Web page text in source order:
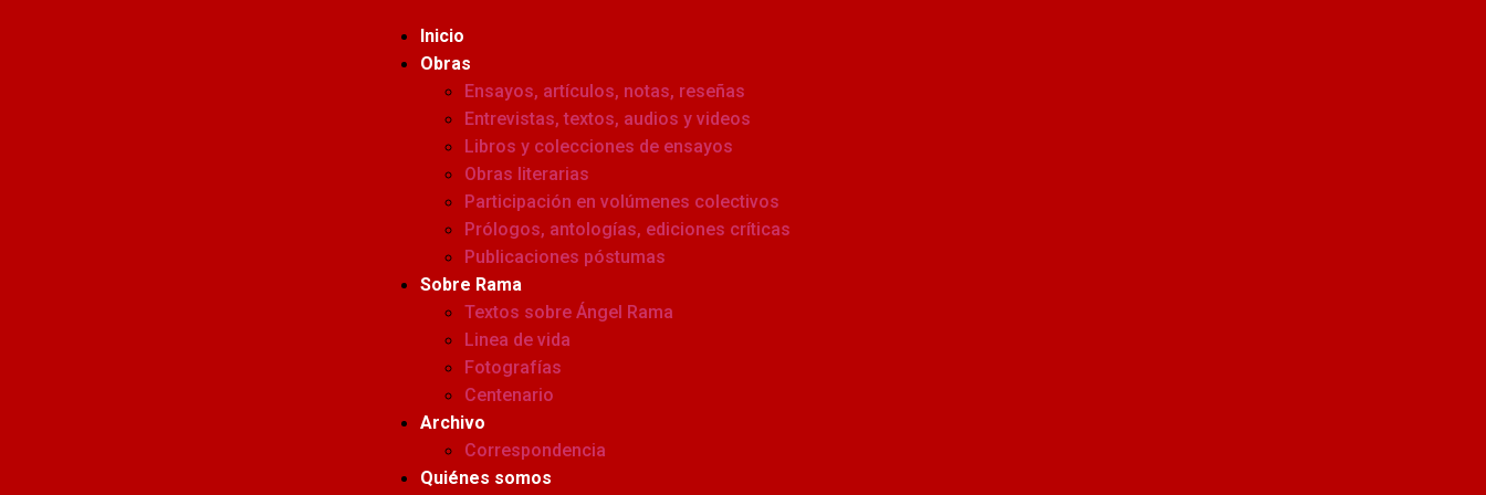
Inicio
Obras
Ensayos, artículos, notas, reseñas
Entrevistas, textos, audios y videos
Libros y colecciones de ensayos
Obras literarias
Participación en volúmenes colectivos
Prólogos, antologías, ediciones críticas
Publicaciones póstumas
Sobre Rama
Textos sobre Ángel Rama
Linea de vida
Fotografías
Centenario
Archivo
Correspondencia
Quiénes somos